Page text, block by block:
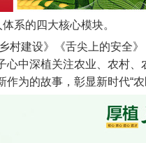
系的四大核心模块。
村建设》《舌尖上的安全
中深植关注农业、农村
为的故事，彰显新时代“农